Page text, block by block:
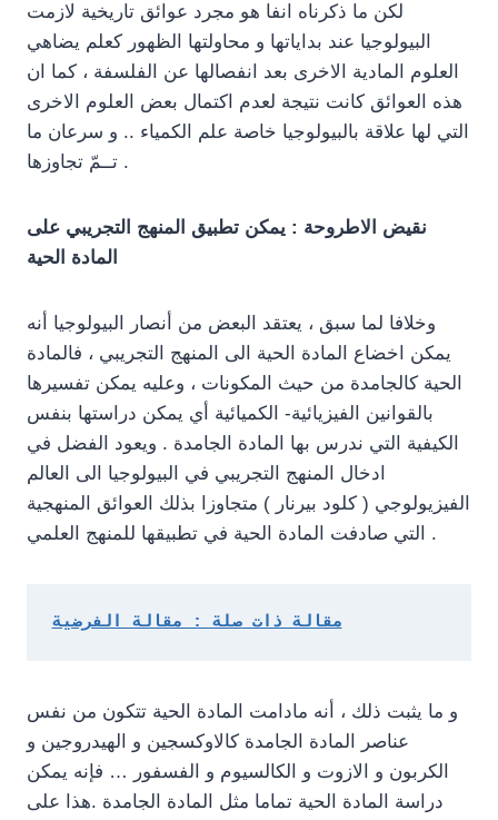
لكن ما ذكرناه انفا هو مجرد عوائق تاريخية لازمت
البيولوجيا عند بداياتها و محاولتها الظهور كعلم يضاهي
العلوم المادية الاخرى بعد انفصالها عن الفلسفة ، كما ان
هذه العوائق كانت نتيجة لعدم اكتمال بعض العلوم الاخرى
التي لها علاقة بالبيولوجيا خاصة علم الكمياء .. و سرعان ما
تــمّ تجاوزها .
نقيض الاطروحة : يمكن تطبيق المنهج التجريبي على
المادة الحية
وخلافا لما سبق ، يعتقد البعض من أنصار البيولوجيا أنه
يمكن اخضاع المادة الحية الى المنهج التجريبي ، فالمادة
الحية كالجامدة من حيث المكونات ، وعليه يمكن تفسيرها
بالقوانين الفيزيائية- الكميائية أي يمكن دراستها بنفس
الكيفية التي ندرس بها المادة الجامدة . ويعود الفضل في
ادخال المنهج التجريبي في البيولوجيا الى العالم
الفيزيولوجي ( كلود بيرنار ) متجاوزا بذلك العوائق المنهجية
التي صادفت المادة الحية في تطبيقها للمنهج العلمي .
مقالة ذات صلة : مقالة الفرضية
و ما يثبت ذلك ، أنه مادامت المادة الحية تتكون من نفس
عناصر المادة الجامدة كالاوكسجين و الهيدروجين و
الكربون و الازوت و الكالسيوم و الفسفور … فإنه يمكن
دراسة المادة الحية تماما مثل المادة الجامدة .هذا على